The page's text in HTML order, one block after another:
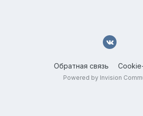
Обратная связь
Powered by Invision